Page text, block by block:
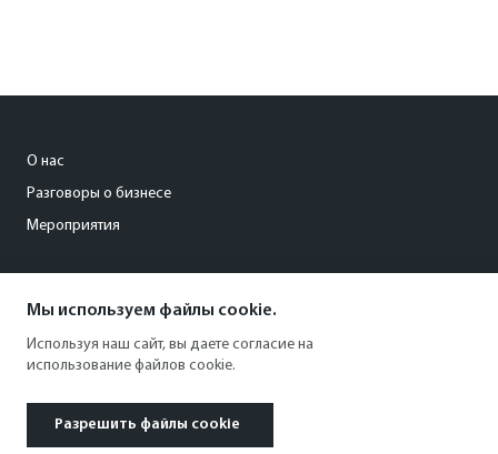
О нас
Разговоры о бизнесе
Мероприятия
+73432873705
Мы используем файлы cookie.
Используя наш сайт, вы даете согласие на
использование файлов cookie.
Разрешить файлы cookie